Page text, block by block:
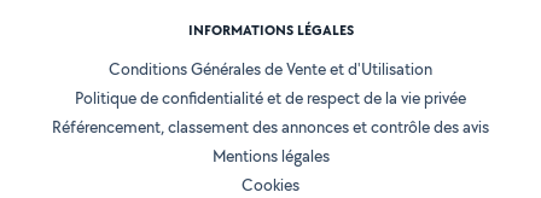
INFORMATIONS LÉGALES
Conditions Générales de Vente et d'Utilisation
Politique de confidentialité et de respect de la vie privée
Référencement, classement des annonces et contrôle des avis
Mentions légales
Cookies